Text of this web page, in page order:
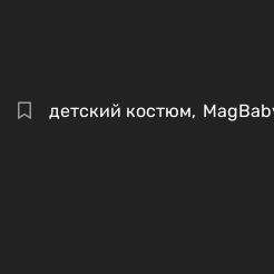
детский костюм,